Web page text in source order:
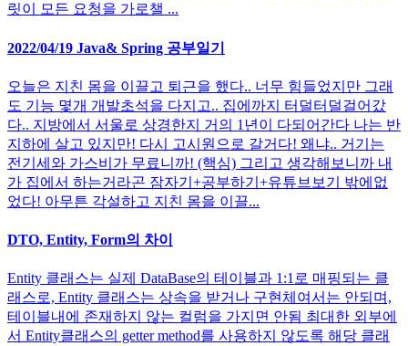
릿이 모든 요청을 가로챌 ...
2022/04/19 Java& Spring 공부일기
오늘은 지친 몸을 이끌고 퇴근을 했다.. 너무 힘들었지만 그래
도 기능 몇개 개발초석을 다지고.. 집에까지 터덜터덜걸어갔
다.. 지방에서 서울로 상경한지 거의 1년이 다되어간다 나는 반
지하에 살고 있지만! 다시 고시원으로 갈거다! 왜냐.. 거기는
전기세와 가스비가 무료니까! (핵심) 그리고 생각해보니까 내
가 집에서 하는거라곤 잠자기+공부하기+유튜브보기 밖에없
었다! 아무튼 각설하고 지친 몸을 이끌...
DTO, Entity, Form의 차이
Entity 클래스는 실제 DataBase의 테이블과 1:1로 매핑되는 클
래스로, Entity 클래스는 상속을 받거나 구현체여서는 안되며,
테이블내에 존재하지 않는 컬럼을 가지면 안됨 최대한 외부에
서 Entity클래스의 getter method를 사용하지 않도록 해당 클래